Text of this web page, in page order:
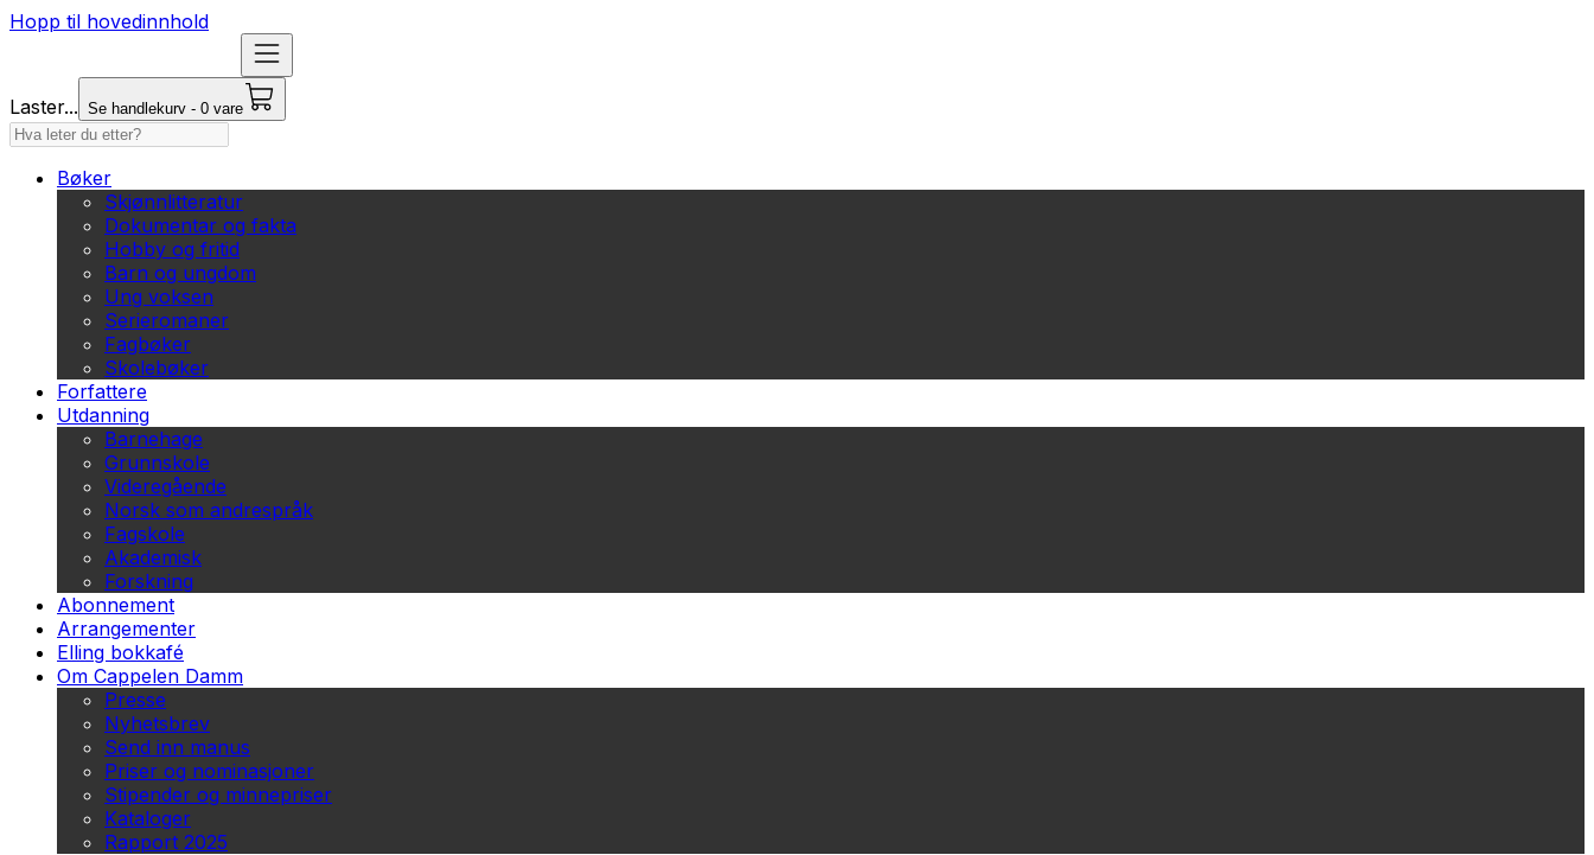
Hopp til hovedinnhold
Laster... Se handlekurv - 0 vare
Bøker
Skjønnlitteratur
Dokumentar og fakta
Hobby og fritid
Barn og ungdom
Ung voksen
Serieromaner
Fagbøker
Skolebøker
Forfattere
Utdanning
Barnehage
Grunnskole
Videregående
Norsk som andrespråk
Fagskole
Akademisk
Forskning
Abonnement
Arrangementer
Elling bokkafé
Om Cappelen Damm
Presse
Nyhetsbrev
Send inn manus
Priser og nominasjoner
Stipender og minnepriser
Kataloger
Rapport 2025